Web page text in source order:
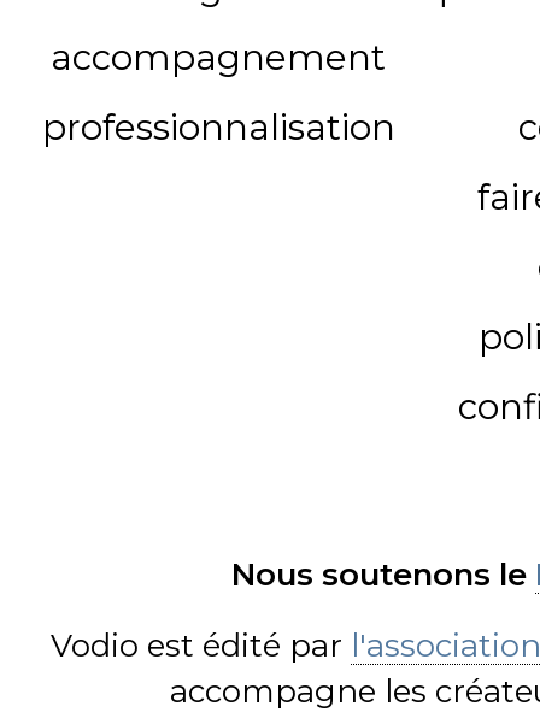
accompagnement
professionnalisation